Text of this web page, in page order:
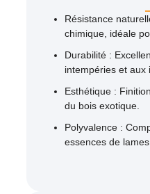
Résistance
chimique, idéale
Durabilité :
intempéries et aux
Esthétique :
du bois exotique.​
Polyvalence :
essences de